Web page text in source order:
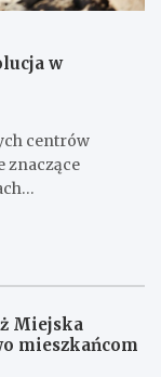
w
centrów
znaczące
Miejska
mieszkańcom